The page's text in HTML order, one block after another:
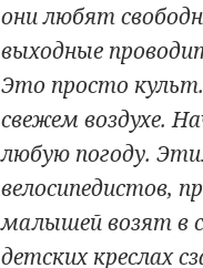
они любят
выходные
Это просто
свежем воздухе.
любую погоду.
велосипедистов,
малышей возят в
детских креслах